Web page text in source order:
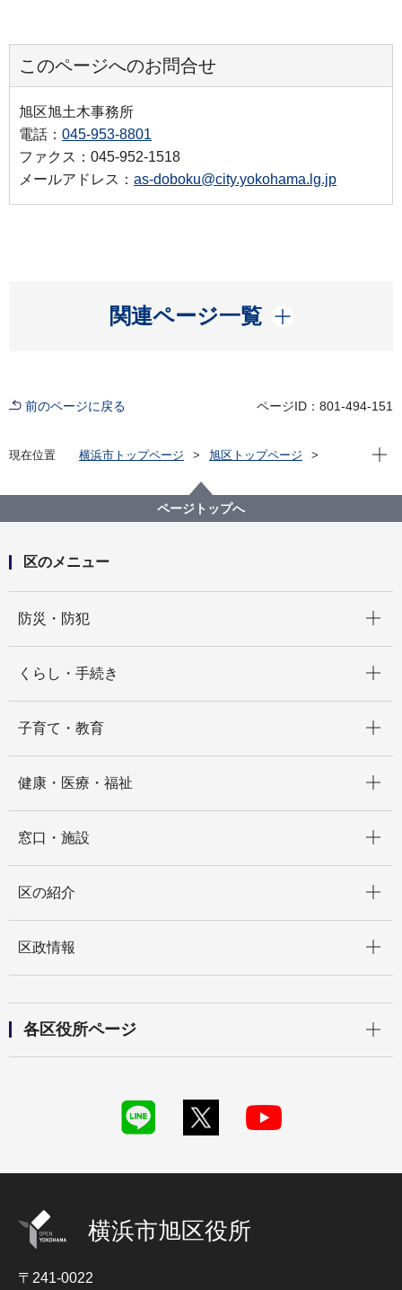
このページへのお問合せ
旭区旭土木事務所
電話： 045-953-8801
ファクス：045-952-1518
メールアドレス： as-doboku@city.yokohama.lg.jp
関連ページ一覧
開く
前のページに戻る ページID：801-494-151
現在位置 横浜市トップページ
旭区トップページ
市民のみなさんへ
道路に穴が開いていたら？
現在
ページトップへ
区のメニュー
防災・防犯
くらし・手続き
子育て・教育
健康・医療・福祉
窓口・施設
区の紹介
区政情報
各区役所ページ
横浜市旭区役所
〒241-0022